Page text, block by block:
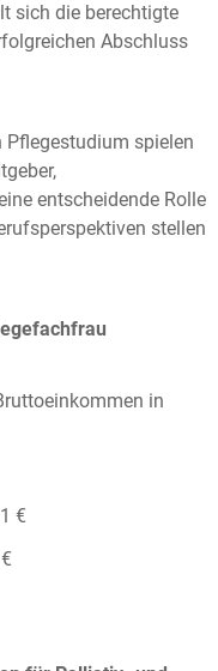
sich die berechtigte
Abschluss
spielen
entscheidende Rolle
stellen
in
€